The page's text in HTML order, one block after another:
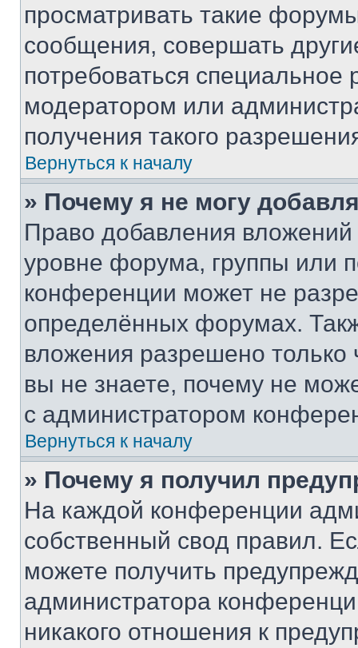
просматривать такие
сообщения, совершать
потребоваться
модератором или
получения такого
Вернуться к началу
» Почему я не могу
Право добавления
уровне форума, группы или
конференции может не
определённых форумах.
вложения разрешено
вы не знаете, почему не
с администратором
Вернуться к началу
» Почему я получил
На каждой конференции
собственный свод правил.
можете получить
администратора
никакого отношения к